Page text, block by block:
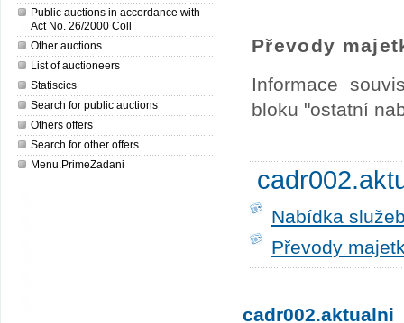
Public auctions in accordance with
Act No. 26/2000 Coll
Other auctions
List of auctioneers
Statiscics
Search for public auctions
Others offers
Search for other offers
Menu.PrimeZadani
Převody
Informace
bloku "ostatní
Nabídka
Převody
cadr002.aktualni